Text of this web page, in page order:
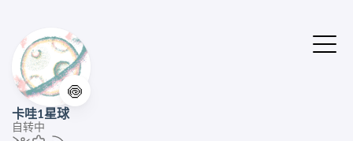
🍥
卡哇1星球
自转中